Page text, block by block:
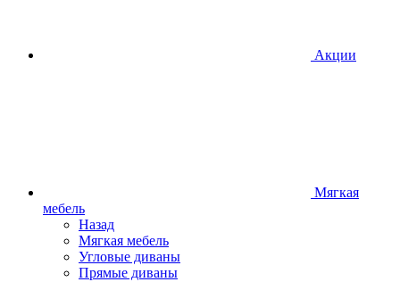
Акции
Мягкая
мебель
Назад
Мягкая мебель
Угловые диваны
Прямые диваны